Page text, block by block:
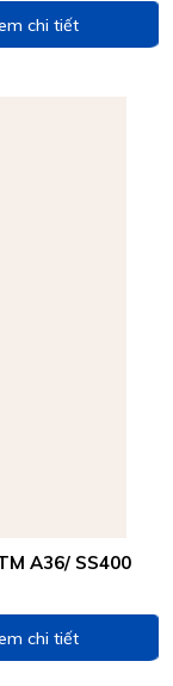
chi tiết
A36/ SS400
chi tiết